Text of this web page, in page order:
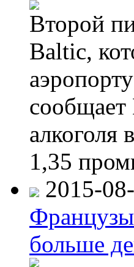
Второй
Baltic,
сообщает
алкоголя
1,35
2015-
Французы
больше